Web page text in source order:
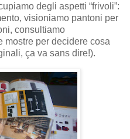
degli aspetti “frivoli”:
visioniamo pantoni per
consultiamo
mostre per decidere cosa
ça va sans dire!).